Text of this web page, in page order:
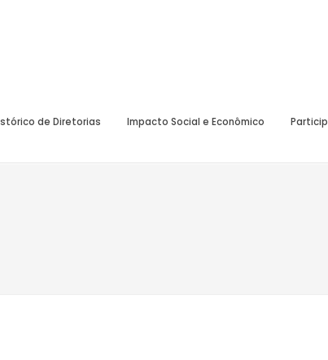
de Diretorias Impacto Social e Econômico